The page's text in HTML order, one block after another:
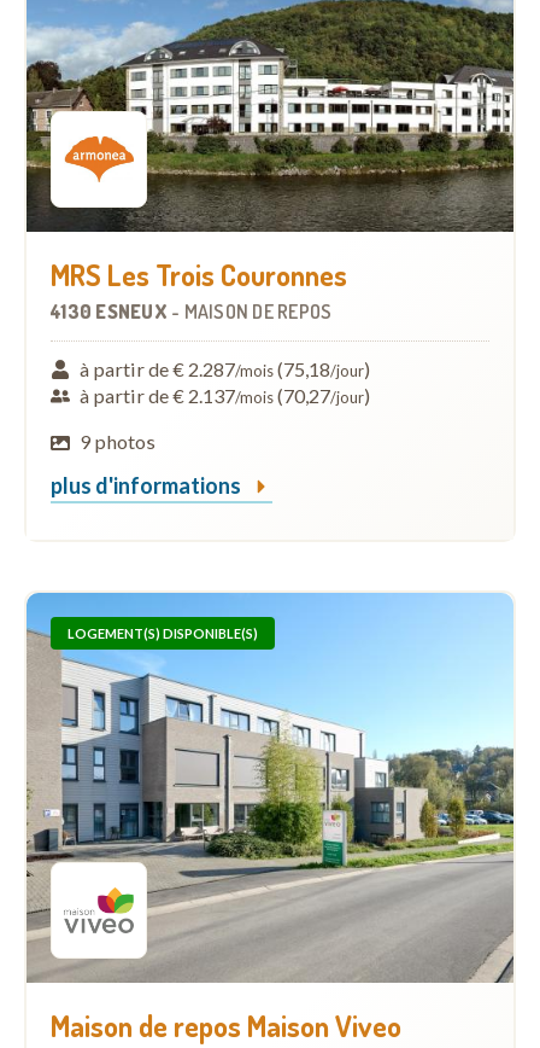
MRS Les Trois Couronnes
4130 ESNEUX - MAISON DE REPOS
à partir de € 2.287/mois(75,18/jour)
à partir de € 2.137/mois(70,27/jour)
9 photos
plus d'informations
LOGEMENT(S) DISPONIBLE(S)
Maison de repos Maison Viveo